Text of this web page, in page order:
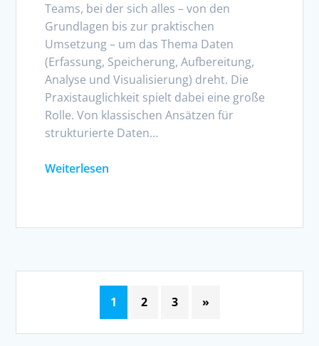
Teams, bei der sich alles – von den
Grundlagen bis zur praktischen
Umsetzung – um das Thema Daten
(Erfassung, Speicherung, Aufbereitung,
Analyse und Visualisierung) dreht. Die
Praxistauglichkeit spielt dabei eine große
Rolle. Von klassischen Ansätzen für
strukturierte Daten…
Weiterlesen
1 2 3 »